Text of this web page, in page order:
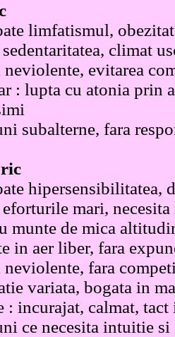
limfatismul,
climat
evitarea
: lupta cu atonia prin
subalterne, fara
hipersensibilitatea,
mari, necesita
munte de mica
in aer liber, fara
fara
variata, bogata in
: incurajat, calmat, tact
ce necesita intuitie